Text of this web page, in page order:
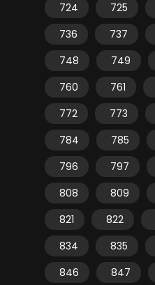
724
725
736
737
748
749
760
761
772
773
784
785
796
797
808
809
821
822
834
835
846
847